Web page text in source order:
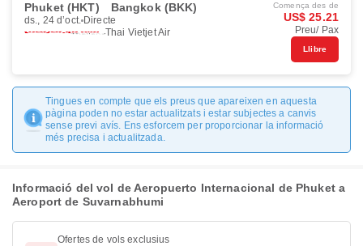
Phuket (HKT) Bangkok (BKK)
ds., 24 d’oct. Directe
Thai Vietjet Air
Comença des de
US$ 25.21
Preu/ Pax
Llibre
Tingues en compte que els preus que apareixen en aquesta
pàgina poden no estar actualitzats i estar subjectes a canvis
sense previ avís. Ens esforcem per proporcionar la informació
més precisa i actualitzada.
Informació del vol de Aeropuerto Internacional de Phuket a
Aeroport de Suvarnabhumi
Ofertes de vols exclusius